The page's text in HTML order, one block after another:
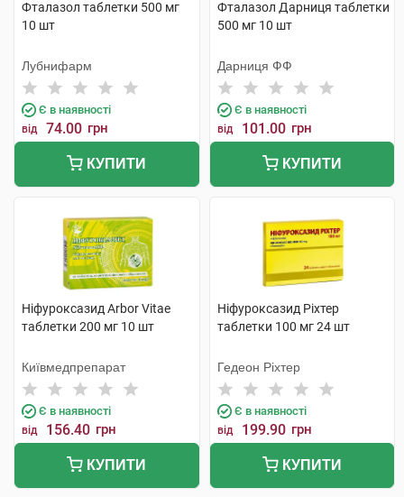
Фталазол таблетки 500 мг
10 шт
Лубнифарм
Є в наявності
від 74.00 грн
КУПИТИ
Фталазол Дарниця таблетки
500 мг 10 шт
Дарниця ФФ
Є в наявності
від 101.00 грн
КУПИТИ
Ніфуроксазид Arbor Vitae
таблетки 200 мг 10 шт
Київмедпрепарат
Є в наявності
від 156.40 грн
КУПИТИ
Ніфуроксазид Ріхтер
таблетки 100 мг 24 шт
Гедеон Ріхтер
Є в наявності
від 199.90 грн
КУПИТИ